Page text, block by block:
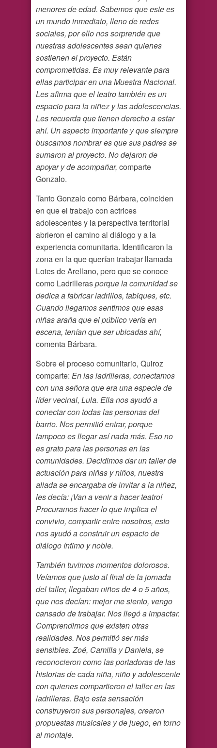
menores de edad. Sabemos que este es
un mundo inmediato, lleno de redes
sociales, por ello nos sorprende que
nuestras adolescentes sean quienes
sostienen el proyecto. Están
comprometidas. Es muy relevante para
ellas participar en una Muestra Nacional.
Les afirma que el teatro también es un
espacio para la niñez y las adolescencias.
Les recuerda que tienen derecho a estar
ahí. Un aspecto importante y que siempre
buscamos nombrar es que sus padres se
sumaron al proyecto. No dejaron de
apoyar y de acompañar, comparte
Gonzalo.
Tanto Gonzalo como Bárbara, coinciden
en que el trabajo con actrices
adolescentes y la perspectiva territorial
abrieron el camino al diálogo y a la
experiencia comunitaria. Identificaron la
zona en la que querían trabajar llamada
Lotes de Arellano, pero que se conoce
como Ladrillerasporque la comunidad se
dedica a fabricar ladrillos, tabiques, etc.
Cuando llegamos sentimos que esas
niñas araña que el público vería en
escena, tenían que ser ubicadas ahí,
comenta Bárbara.
Sobre el proceso comunitario, Quiroz
comparte: En las ladrilleras, conectamos
con una señora que era una especie de
líder vecinal, Lula. Ella nos ayudó a
conectar con todas las personas del
barrio. Nos permitió entrar, porque
tampoco es llegar así nada más. Eso no
es grato para las personas en las
comunidades. Decidimos dar un taller de
actuación para niñas y niños, nuestra
aliada se encargaba de invitar a la niñez,
les decía: ¡Van a venir a hacer teatro!
Procuramos hacer lo que implica el
convivio, compartir entre nosotros, esto
nos ayudó a construir un espacio de
diálogo íntimo y noble.
También tuvimos momentos dolorosos.
Veíamos que justo al final de la jornada
del taller, llegaban niños de 4 o 5 años,
que nos decían: mejor me siento, vengo
cansado de trabajar. Nos llegó a impactar.
Comprendimos que existen otras
realidades. Nos permitió ser más
sensibles. Zoé, Camilla y Daniela, se
reconocieron como las portadoras de las
historias de cada niña, niño y adolescente
con quienes compartieron el taller en las
ladrilleras. Bajo esta sensación
construyeron sus personajes, crearon
propuestas musicales y de juego, en torno
al montaje.